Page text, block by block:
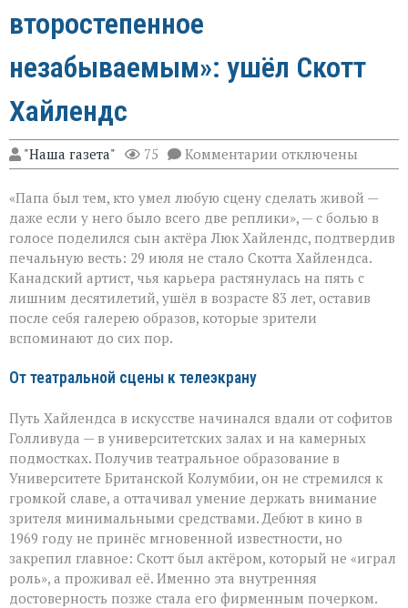
второстепенное
незабываемым»: ушёл Скотт
Хайлендс
"Наша газета" 75 Комментарии к
записи
умел
делать
второстепенное
незабываемым»:
ушёл
Скотт
Хайлендс
отключены
«Папа был тем, кто умел любую сцену сделать живой —
даже если у него было всего две реплики», — с болью в
голосе поделился сын актёра Люк Хайлендс, подтвердив
печальную весть: 29 июля не стало Скотта Хайлендса.
Канадский артист, чья карьера растянулась на пять с
лишним десятилетий, ушёл в возрасте 83 лет, оставив
после себя галерею образов, которые зрители
вспоминают до сих пор.
От театральной сцены к телеэкрану
Путь Хайлендса в искусстве начинался вдали от софитов
Голливуда — в университетских залах и на камерных
подмостках. Получив театральное образование в
Университете Британской Колумбии, он не стремился к
громкой славе, а оттачивал умение держать внимание
зрителя минимальными средствами. Дебют в кино в
1969 году не принёс мгновенной известности, но
закрепил главное: Скотт был актёром, который не «играл
роль», а проживал её. Именно эта внутренняя
достоверность позже стала его фирменным почерком.